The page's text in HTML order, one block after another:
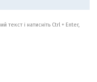
текст і натисніть Ctrl + Enter,